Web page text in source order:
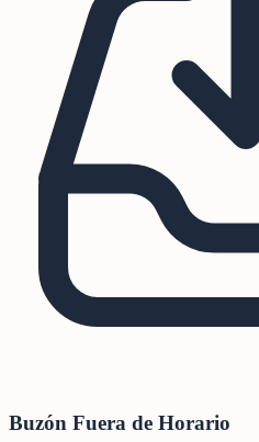
Buzón Fuera de Horario